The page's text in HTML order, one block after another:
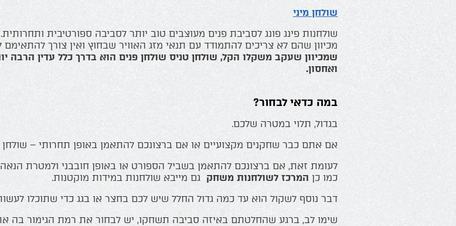
שולחן מיני
שולחנות פינג פונג לסביבת פנים מעוצבים טוב יותר לסביבה ספורטיבית
מכיוון שהם לא צריכים להתמודד עם תנאי מזג האוויר שבחוץ ואין צורך להתאימם
שמכיוון שעקב משקלו הקל, שולחן טניס שולחן פנים הוא בדרך כלל עדין
ואחסון.
במה כדאי לבחור?
בגדול, תלוי במטרה שלכם.
אם אתם כבר שחקנים מקצועיים או אם ברצונכם להתאמן באופן תחרותי –
לעומת זאת, אם ברצונכם להתאמן בשביל הספורט או באופן חובבני ולמטרת
כמו כן המרכז לשולחנות משחק גם מייבא שולחנות במידות מוקטנות.
דבר נוסף לשקול הוא עד כמה גדול החלל שיש לכם בחצר או בגג כדי שתוכלו
שימו לב, ברגע שהחלטתם באיזה סביבה תשחקו, יש לבחור את רמת הגימור בה